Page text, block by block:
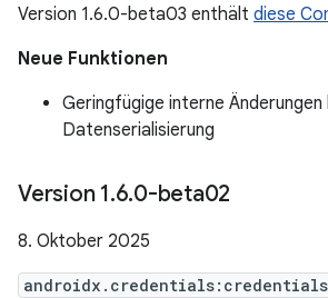
Version 1.6.0-beta03 enthält diese
Neue Funktionen
Geringfügige interne Änderungen
Datenserialisierung
Version 1.6.0-beta02
8. Oktober 2025